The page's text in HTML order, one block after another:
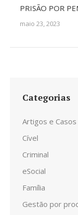
PRISÃO POR
maio 23, 2023
Categorias
Artigos e Casos
Cível
Criminal
eSocial
Família
Gestão por